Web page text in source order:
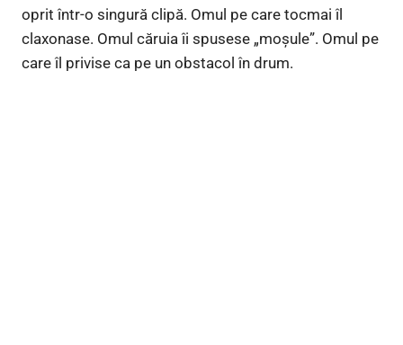
oprit într-o singură clipă. Omul pe care tocmai îl
claxonase. Omul căruia îi spusese „moșule”. Omul pe
care îl privise ca pe un obstacol în drum.